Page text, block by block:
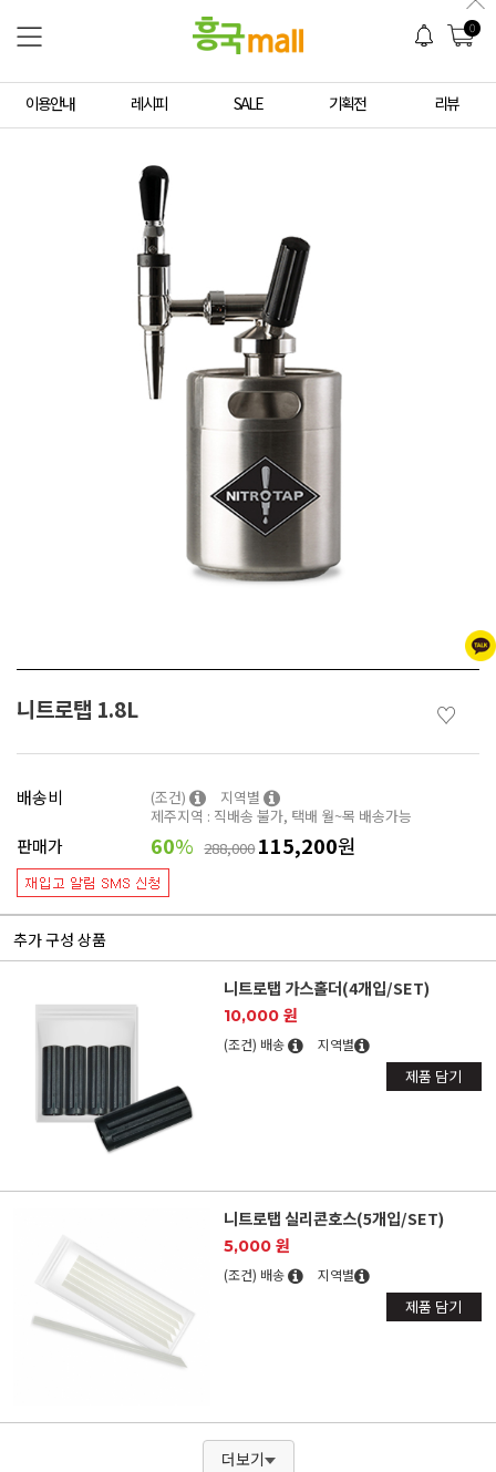
0
이용안내 레시피 SALE 기획전 리뷰
니트로탭 1.8L ♡
배송비 (조건)
지역별
제주지역 : 직배송 불가, 택배 월~목 배송가능
판매가 60% 288,000115,200원
추가 구성 상품
니트로탭 가스홀더(4개입/SET)
10,000 원
(조건) 배송 지역별
제품 담기
니트로탭 실리콘호스(5개입/SET)
5,000 원
(조건) 배송 지역별
제품 담기
더보기